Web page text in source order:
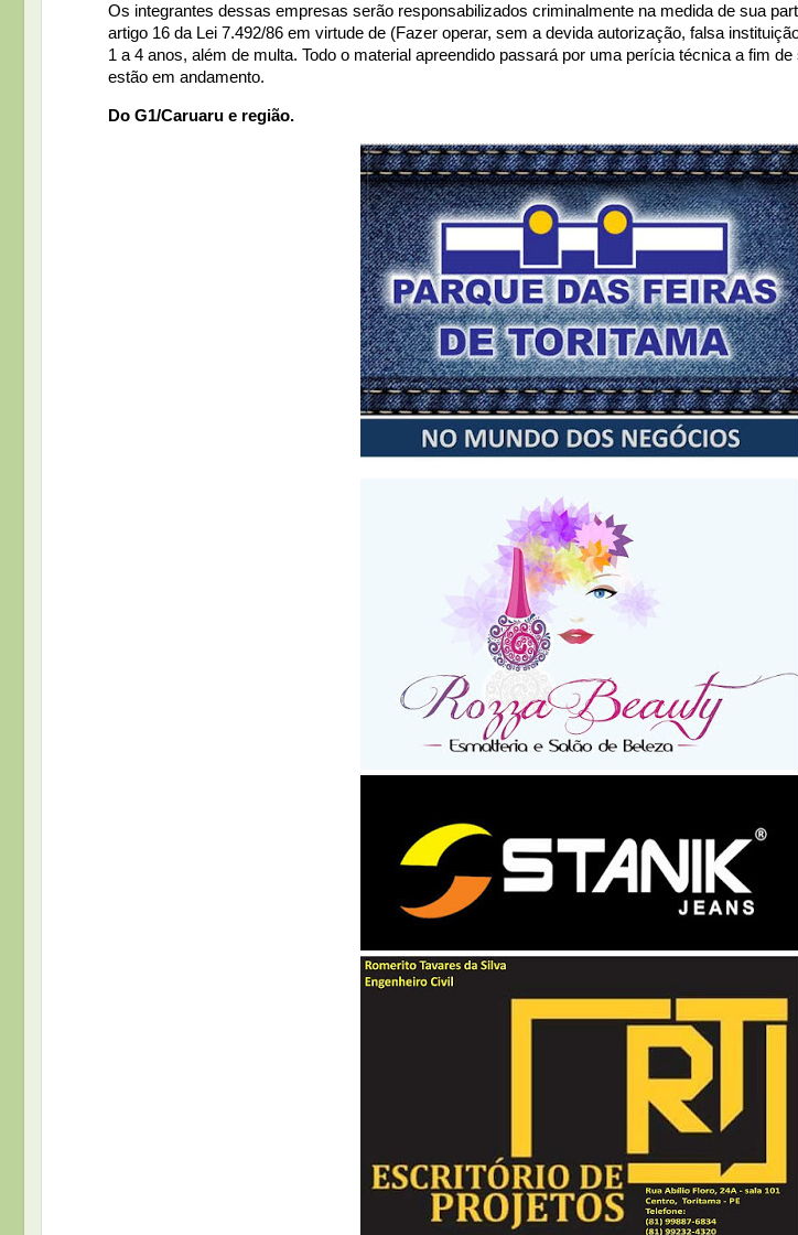
Os integrantes dessas empresas serão responsabilizados criminalmente na medida de sua
artigo 16 da Lei 7.492/86 em virtude de (Fazer operar, sem a devida autorização, falsa
1 a 4 anos, além de multa. Todo o material apreendido passará por uma perícia técnica a fim
estão em andamento.
Do G1/Caruaru e região.